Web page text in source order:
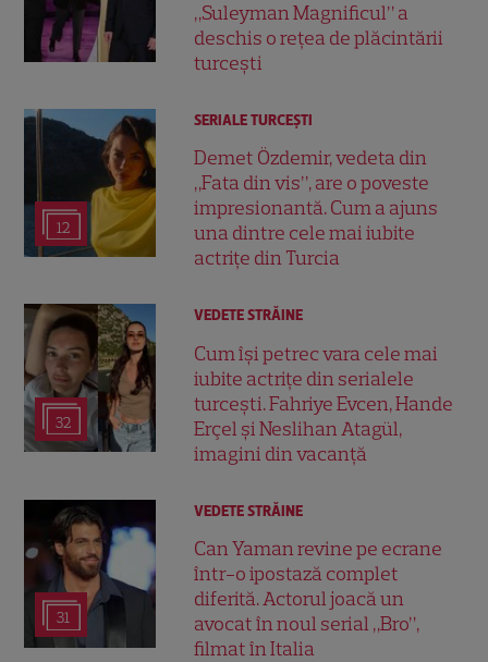
„Suleyman Magnificul” a
deschis o rețea de plăcintării
turcești
12
SERIALE TURCEŞTI
Demet Özdemir, vedeta din
„Fata din vis”, are o poveste
impresionantă. Cum a ajuns
una dintre cele mai iubite
actrițe din Turcia
32
VEDETE STRĂINE
Cum își petrec vara cele mai
iubite actrițe din serialele
turcești. Fahriye Evcen, Hande
Erçel și Neslihan Atagül,
imagini din vacanță
31
VEDETE STRĂINE
Can Yaman revine pe ecrane
într-o ipostază complet
diferită. Actorul joacă un
avocat în noul serial „Bro”,
filmat în Italia